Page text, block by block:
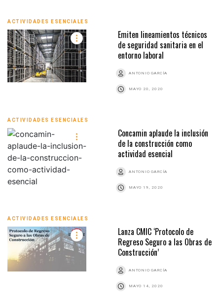
ACTIVIDADES ESENCIALES
Emiten lineamientos técnicos
de seguridad sanitaria en el
entorno laboral
ANTONIO GARCÍA
MAYO 20, 2020
ACTIVIDADES ESENCIALES
Concamin aplaude la inclusión
de la construcción como
actividad esencial
ANTONIO GARCÍA
MAYO 19, 2020
ACTIVIDADES ESENCIALES
Lanza CMIC ‘Protocolo de
Regreso Seguro a las Obras de
Construcción’
ANTONIO GARCÍA
MAYO 14, 2020